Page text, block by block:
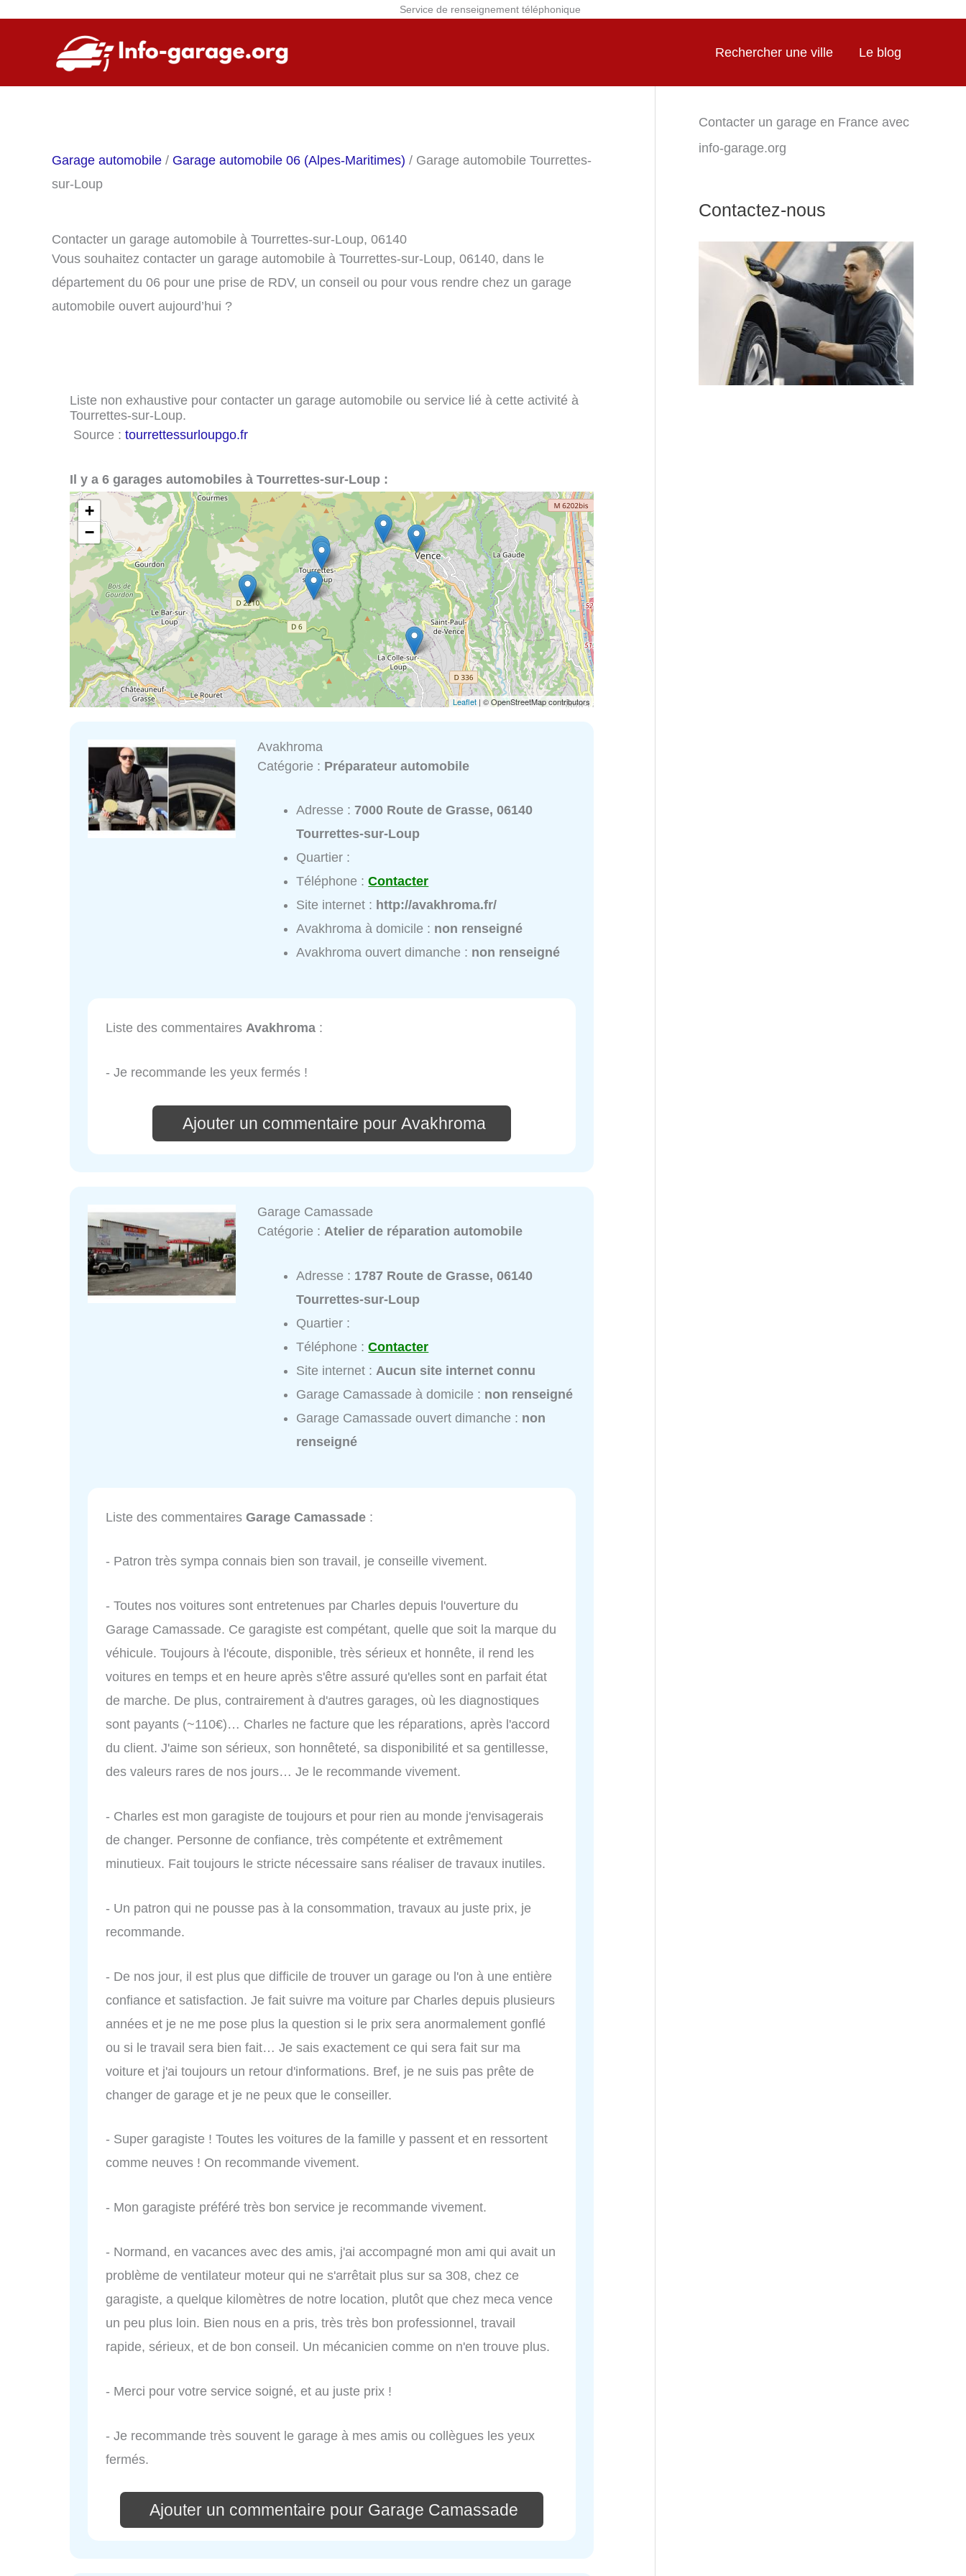
Service de renseignement téléphonique
Rechercher une ville Le blog
Garage automobile / Garage automobile 06 (Alpes-Maritimes) / Garage automobile Tourrettes-
sur-Loup
Contacter un garage automobile à Tourrettes-sur-Loup, 06140
Vous souhaitez contacter un garage automobile à Tourrettes-sur-Loup, 06140, dans le
département du 06 pour une prise de RDV, un conseil ou pour vous rendre chez un garage
automobile ouvert aujourd’hui ?
Liste non exhaustive pour contacter un garage automobile ou service lié à cette activité à
Tourrettes-sur-Loup.
Source : tourrettessurloupgo.fr
Il y a 6 garages automobiles à Tourrettes-sur-Loup :
+
−
Leaflet | © OpenStreetMap contributors
Avakhroma
Catégorie : Préparateur automobile
Adresse :7000 Route de Grasse, 06140
Tourrettes-sur-Loup
Quartier :
Téléphone :Contacter
Site internet : http://avakhroma.fr/
Avakhroma à domicile : non renseigné
Avakhroma ouvert dimanche : non renseigné
Liste des commentaires Avakhroma :
- Je recommande les yeux fermés !
Ajouter un commentaire pour Avakhroma
Garage Camassade
Catégorie : Atelier de réparation automobile
Adresse : 1787 Route de Grasse, 06140
Tourrettes-sur-Loup
Quartier :
Téléphone :Contacter
Site internet : Aucun site internet connu
Garage Camassade à domicile : non renseigné
Garage Camassade ouvert dimanche : non
renseigné
Liste des commentaires Garage Camassade :
- Patron très sympa connais bien son travail, je conseille vivement.
- Toutes nos voitures sont entretenues par Charles depuis l'ouverture du
Garage Camassade. Ce garagiste est compétant, quelle que soit la marque du
véhicule. Toujours à l'écoute, disponible, très sérieux et honnête, il rend les
voitures en temps et en heure après s'être assuré qu'elles sont en parfait état
de marche. De plus, contrairement à d'autres garages, où les diagnostiques
sont payants (~110€)… Charles ne facture que les réparations, après l'accord
du client. J'aime son sérieux, son honnêteté, sa disponibilité et sa gentillesse,
des valeurs rares de nos jours… Je le recommande vivement.
- Charles est mon garagiste de toujours et pour rien au monde j'envisagerais
de changer. Personne de confiance, très compétente et extrêmement
minutieux. Fait toujours le stricte nécessaire sans réaliser de travaux inutiles.
- Un patron qui ne pousse pas à la consommation, travaux au juste prix, je
recommande.
- De nos jour, il est plus que difficile de trouver un garage ou l'on à une entière
confiance et satisfaction. Je fait suivre ma voiture par Charles depuis plusieurs
années et je ne me pose plus la question si le prix sera anormalement gonflé
ou si le travail sera bien fait… Je sais exactement ce qui sera fait sur ma
voiture et j'ai toujours un retour d'informations. Bref, je ne suis pas prête de
changer de garage et je ne peux que le conseiller.
- Super garagiste ! Toutes les voitures de la famille y passent et en ressortent
comme neuves ! On recommande vivement.
- Mon garagiste préféré très bon service je recommande vivement.
- Normand, en vacances avec des amis, j'ai accompagné mon ami qui avait un
problème de ventilateur moteur qui ne s'arrêtait plus sur sa 308, chez ce
garagiste, a quelque kilomètres de notre location, plutôt que chez meca vence
un peu plus loin. Bien nous en a pris, très très bon professionnel, travail
rapide, sérieux, et de bon conseil. Un mécanicien comme on n'en trouve plus.
- Merci pour votre service soigné, et au juste prix !
- Je recommande très souvent le garage à mes amis ou collègues les yeux
fermés.
Ajouter un commentaire pour Garage Camassade
Contacter un garage en France avec
info-garage.org
Contactez-nous